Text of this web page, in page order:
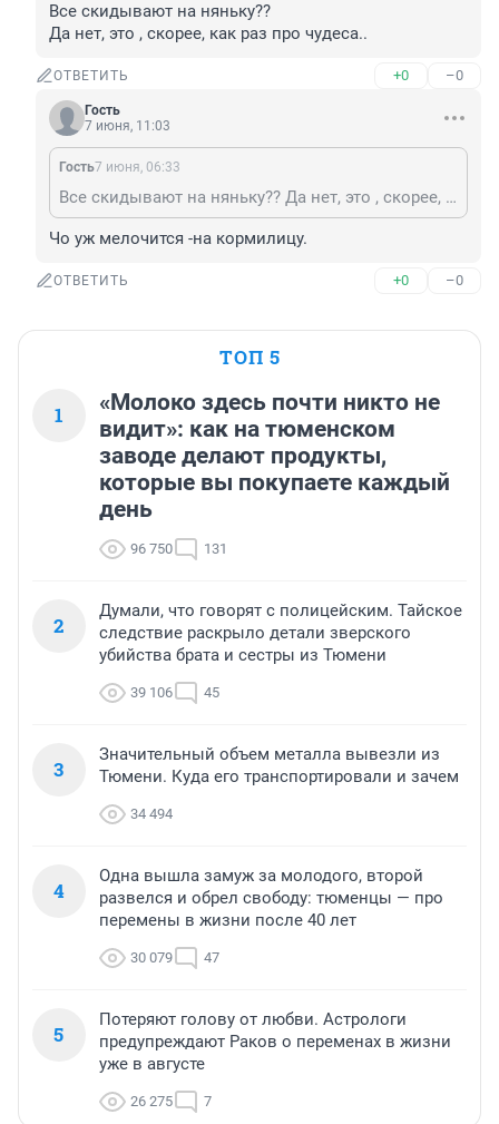
Все скидывают на няньку??
Да нет, это , скорее, как раз про чудеса..
ОТВЕТИТЬ +0 –0
Гость
7 июня, 11:03
Гость7 июня, 06:33
Все скидывают на няньку?? Да нет, это , скорее, как раз про чудеса..
Чо уж мелочится -на кормилицу.
ОТВЕТИТЬ +0 –0
ТОП 5
1
«Молоко здесь почти никто не
видит»: как на тюменском
заводе делают продукты,
которые вы покупаете каждый
день
96 750 131
2
Думали, что говорят с полицейским. Тайское
следствие раскрыло детали зверского
убийства брата и сестры из Тюмени
39 106 45
3
Значительный объем металла вывезли из
Тюмени. Куда его транспортировали и зачем
34 494
4
Одна вышла замуж за молодого, второй
развелся и обрел свободу: тюменцы — про
перемены в жизни после 40 лет
30 079 47
5
Потеряют голову от любви. Астрологи
предупреждают Раков о переменах в жизни
уже в августе
26 275 7